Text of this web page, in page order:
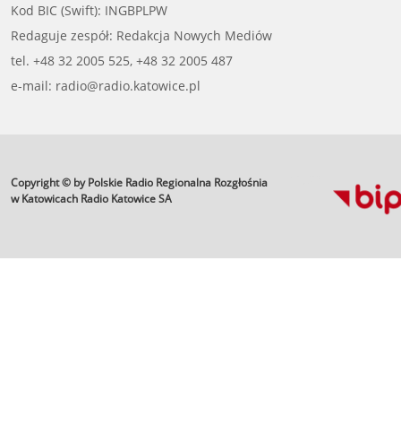
Kod BIC (Swift): INGBPLPW
Redaguje zespół: Redakcja Nowych Mediów
tel. +48 32 2005 525, +48 32 2005 487
e-mail: radio@radio.katowice.pl
Copyright © by Polskie Radio Regionalna Rozgłośnia
w Katowicach Radio Katowice SA